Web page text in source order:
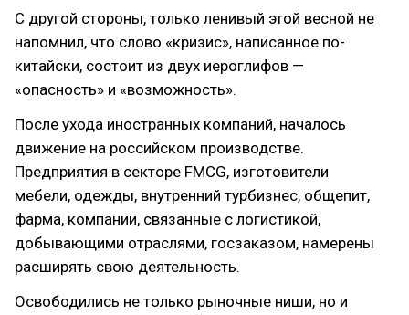
С другой стороны, только ленивый этой весной не
напомнил, что слово «кризис», написанное по-
китайски, состоит из двух иероглифов —
«опасность» и «возможность».
После ухода иностранных компаний, началось
движение на российском производстве.
Предприятия в секторе FMCG, изготовители
мебели, одежды, внутренний турбизнес, общепит,
фарма, компании, связанные с логистикой,
добывающими отраслями, госзаказом, намерены
расширять свою деятельность.
Освободились не только рыночные ниши, но и